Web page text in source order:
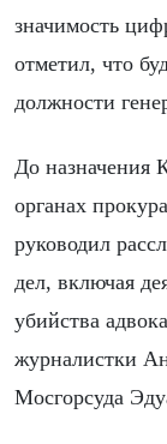
значимость
отметил, что
должности
До назначения
органах
руководил
дел, включая
убийства
журналистки
Мосгорсуда